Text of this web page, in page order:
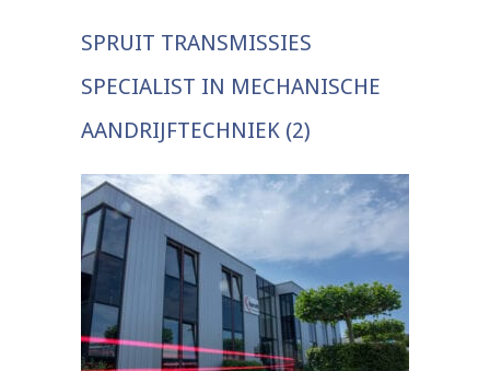
SPRUIT TRANSMISSIES
SPECIALIST IN MECHANISCHE
AANDRIJFTECHNIEK (2)